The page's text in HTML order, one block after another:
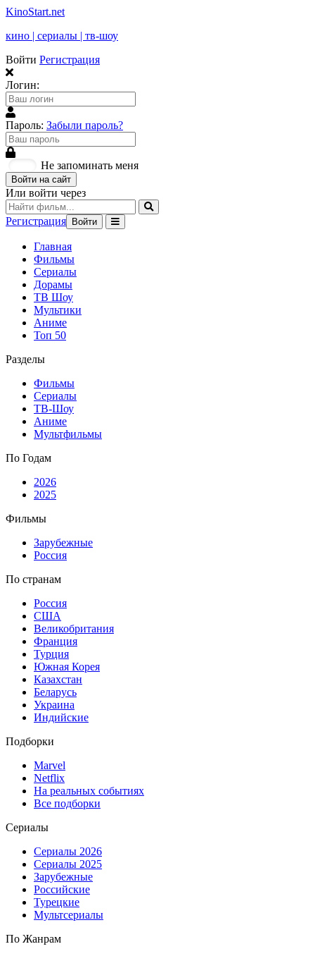
KinoStart.net
кино | сериалы | тв-шоу
Войти Регистрация
Логин:
Пароль: Забыли пароль?
Не запоминать меня
Войти на сайт
Или войти через
Регистрация Войти
Главная
Фильмы
Сериалы
Дорамы
ТВ Шоу
Мультики
Аниме
Топ 50
Разделы
Фильмы
Сериалы
ТВ-Шоу
Аниме
Мультфильмы
По Годам
2026
2025
Фильмы
Зарубежные
Россия
По странам
Россия
США
Великобритания
Франция
Турция
Южная Корея
Казахстан
Беларусь
Украина
Индийские
Подборки
Marvel
Netflix
На реальных событиях
Все подборки
Сериалы
Сериалы 2026
Сериалы 2025
Зарубежные
Российские
Турецкие
Мультсериалы
По Жанрам